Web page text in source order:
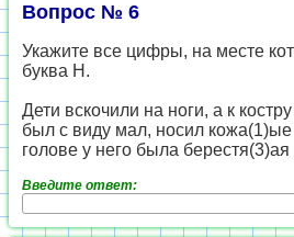
Вопрос № 6
Укажите все цифры, на месте
буква Н.
Дети вскочили на ноги, а к
был с виду мал, носил кожа(1)ые
голове у него была
Введите ответ: